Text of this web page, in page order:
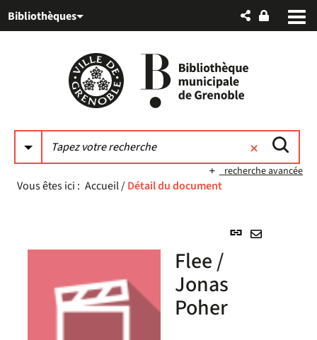
au
auBibliothèques
recherche avancée
Vous êtes ici : Accueil/Détail du document
Lien
Flee /
Jonas
Poher